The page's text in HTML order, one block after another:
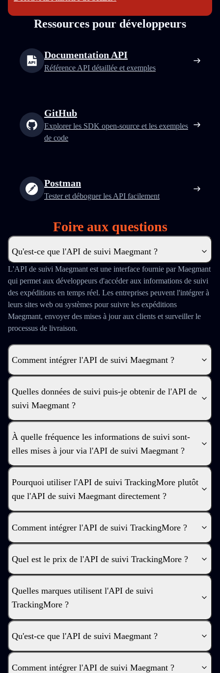
Ressources pour développeurs
Documentation API
Référence API détaillée et exemples
GitHub
Explorer les SDK open‑source et les exemples
de code
Postman
Tester et déboguer les API facilement
Foire aux questions
Qu'est-ce que l'API de suivi Maegmant ?
L'API de suivi Maegmant est une interface fournie par Maegmant
qui permet aux développeurs d'accéder aux informations de suivi
des expéditions en temps réel. Les entreprises peuvent l'intégrer à
leurs sites web ou systèmes pour suivre les expéditions
Maegmant, envoyer des mises à jour aux clients et surveiller le
processus de livraison.
Comment intégrer l'API de suivi Maegmant ?
Quelles données de suivi puis-je obtenir de l'API de
suivi Maegmant ?
À quelle fréquence les informations de suivi sont-
elles mises à jour via l'API de suivi Maegmant ?
Pourquoi utiliser l'API de suivi TrackingMore plutôt
que l'API de suivi Maegmant directement ?
Comment intégrer l'API de suivi TrackingMore ?
Quel est le prix de l'API de suivi TrackingMore ?
Quelles marques utilisent l'API de suivi
TrackingMore ?
Qu'est-ce que l'API de suivi Maegmant ?
Comment intégrer l'API de suivi Maegmant ?